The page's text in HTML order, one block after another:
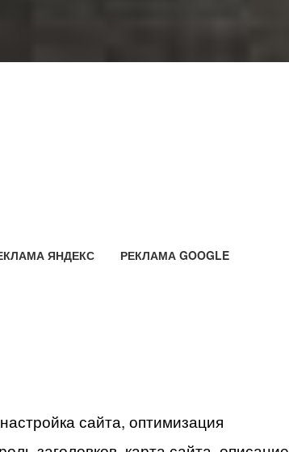
ЯНДЕКС РЕКЛАМА GOOGLE
сайта, оптимизация